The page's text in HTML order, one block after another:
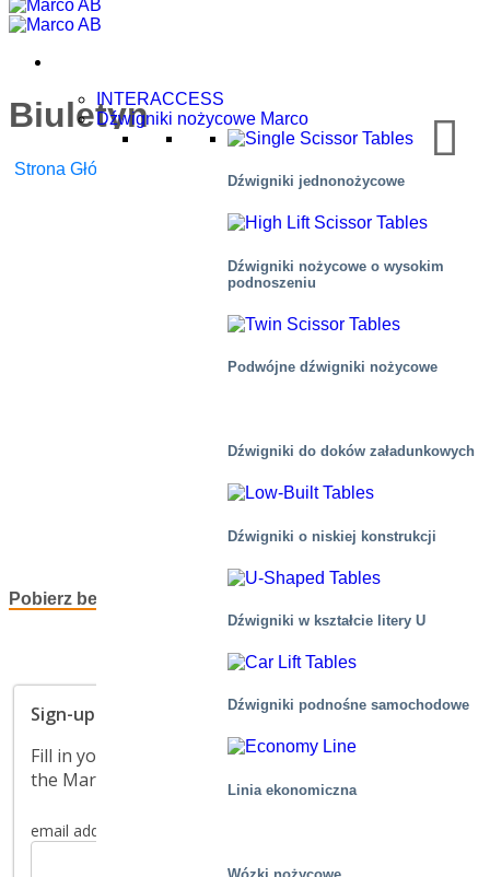
INTERACCESS
Dźwigniki nożycowe Marco
Dźwigniki jednonożycowe
Dźwigniki nożycowe o wysokim
podnoszeniu
Podwójne dźwigniki nożycowe
Dźwigniki do doków załadunkowych
Dźwigniki o niskiej konstrukcji
Dźwigniki w kształcie litery U
Dźwigniki podnośne samochodowe
Linia ekonomiczna
Biuletyn
Strona Główna
Pobierz bezpłatną kopię